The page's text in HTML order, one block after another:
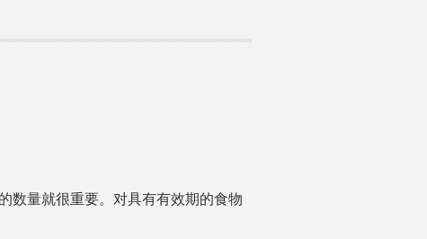
数量就很重要。对具有有效期的食物